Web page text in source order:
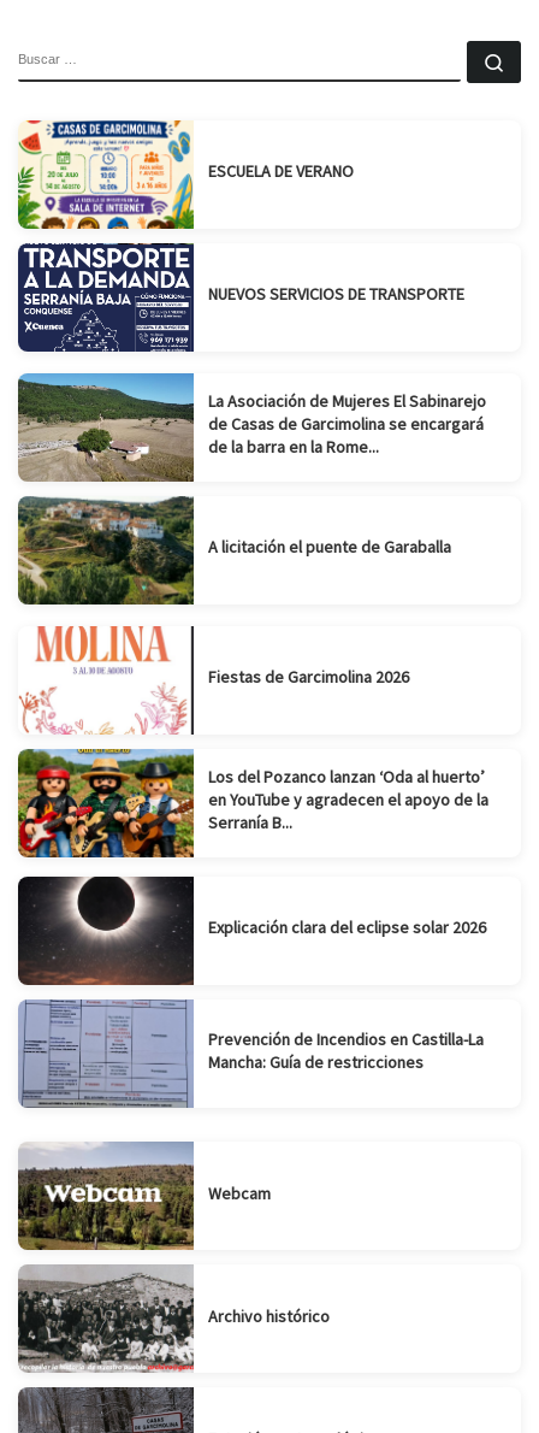
ESCUELA DE VERANO
NUEVOS SERVICIOS DE TRANSPORTE
La Asociación de Mujeres El Sabinarejo
de Casas de Garcimolina se encargará
de la barra en la Rome...
A licitación el puente de Garaballa
Fiestas de Garcimolina 2026
Los del Pozanco lanzan ‘Oda al huerto’
en YouTube y agradecen el apoyo de la
Serranía B...
Explicación clara del eclipse solar 2026
Prevención de Incendios en Castilla-La
Mancha: Guía de restricciones
Webcam
Archivo histórico